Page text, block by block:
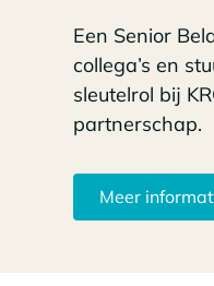
Een Senior
collega’s en
sleutelrol bij
partnerschap.
Meer